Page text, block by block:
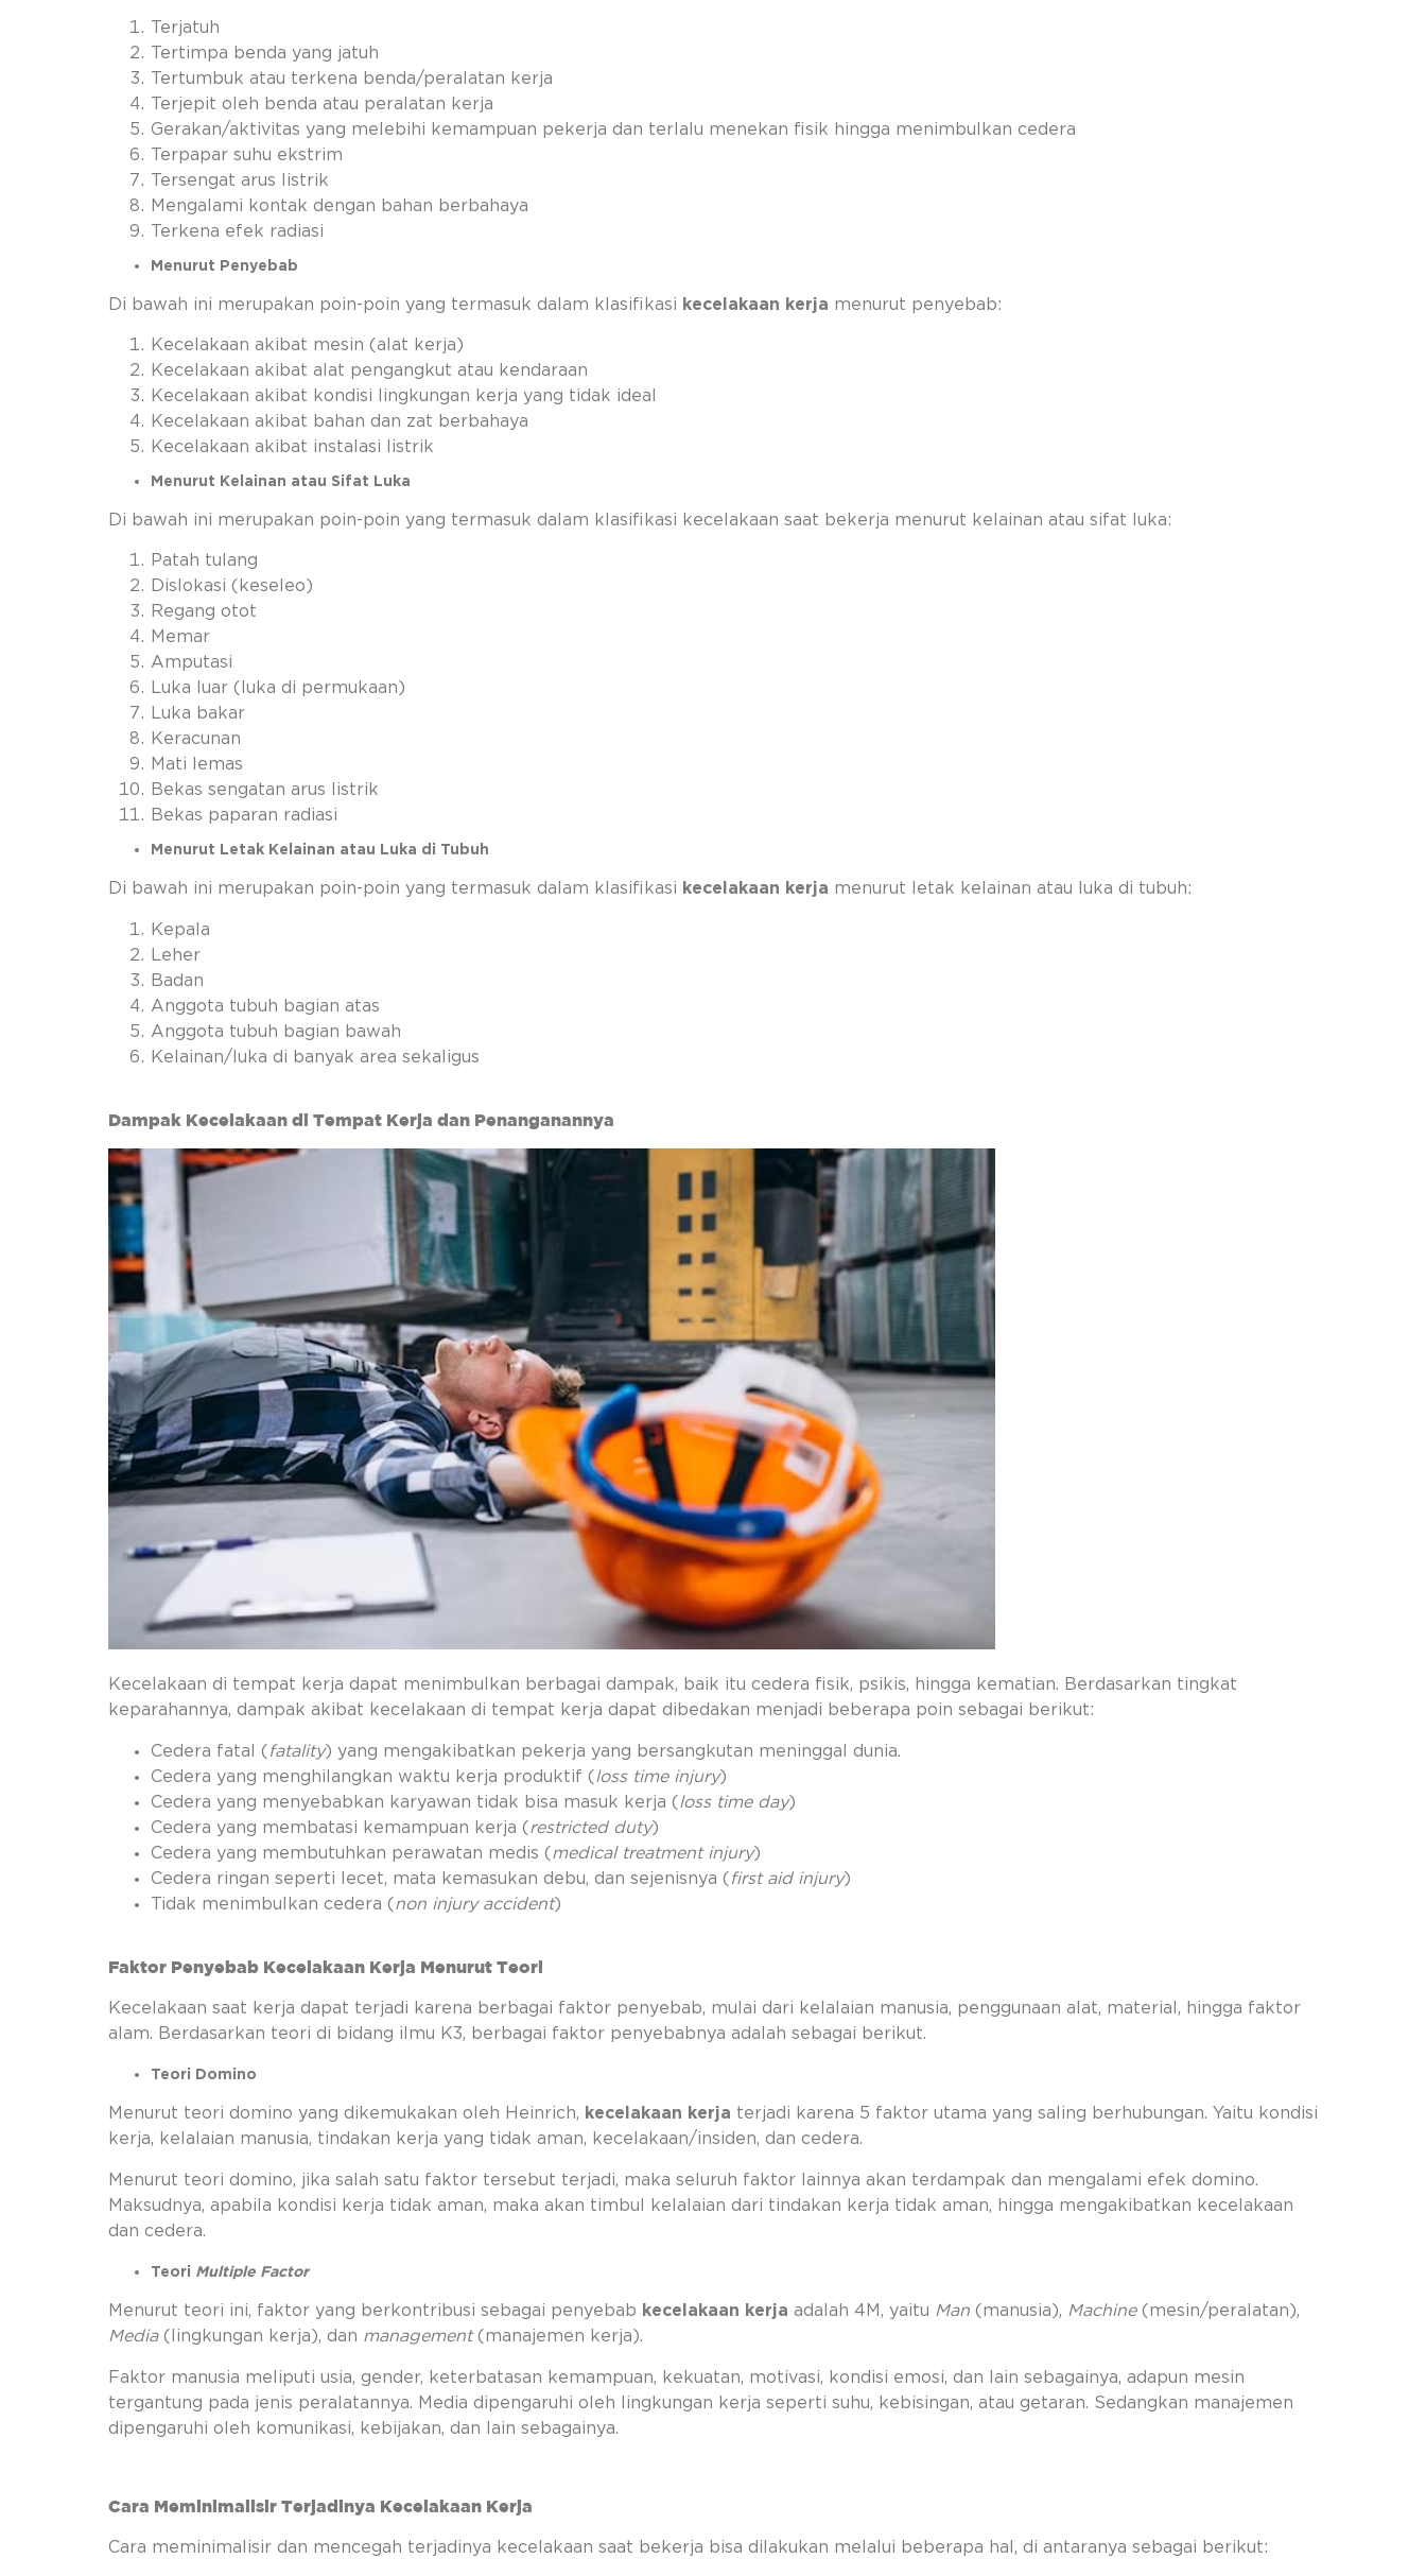
Terjatuh
Tertimpa benda yang jatuh
Tertumbuk atau terkena benda/peralatan kerja
Terjepit oleh benda atau peralatan kerja
Gerakan/aktivitas yang melebihi kemampuan pekerja dan terlalu menekan fisik hingga menimbulkan cedera
Terpapar suhu ekstrim
Tersengat arus listrik
Mengalami kontak dengan bahan berbahaya
Terkena efek radiasi
Menurut Penyebab
Di bawah ini merupakan poin-poin yang termasuk dalam klasifikasi kecelakaan kerja menurut penyebab:
Kecelakaan akibat mesin (alat kerja)
Kecelakaan akibat alat pengangkut atau kendaraan
Kecelakaan akibat kondisi lingkungan kerja yang tidak ideal
Kecelakaan akibat bahan dan zat berbahaya
Kecelakaan akibat instalasi listrik
Menurut Kelainan atau Sifat Luka
Di bawah ini merupakan poin-poin yang termasuk dalam klasifikasi kecelakaan saat bekerja menurut kelainan atau sifat luka:
Patah tulang
Dislokasi (keseleo)
Regang otot
Memar
Amputasi
Luka luar (luka di permukaan)
Luka bakar
Keracunan
Mati lemas
Bekas sengatan arus listrik
Bekas paparan radiasi
Menurut Letak Kelainan atau Luka di Tubuh
Di bawah ini merupakan poin-poin yang termasuk dalam klasifikasi kecelakaan kerja menurut letak kelainan atau luka di tubuh:
Kepala
Leher
Badan
Anggota tubuh bagian atas
Anggota tubuh bagian bawah
Kelainan/luka di banyak area sekaligus
Dampak Kecelakaan di Tempat Kerja dan Penanganannya
Kecelakaan di tempat kerja dapat menimbulkan berbagai dampak, baik itu cedera fisik, psikis, hingga kematian. Berdasarkan tingkat
keparahannya, dampak akibat kecelakaan di tempat kerja dapat dibedakan menjadi beberapa poin sebagai berikut:
Cedera fatal ( fatality) yang mengakibatkan pekerja yang bersangkutan meninggal dunia.
Cedera yang menghilangkan waktu kerja produktif ( loss time injury)
Cedera yang menyebabkan karyawan tidak bisa masuk kerja ( loss time day)
Cedera yang membatasi kemampuan kerja (restricted duty)
Cedera yang membutuhkan perawatan medis (medical treatment injury)
Cedera ringan seperti lecet, mata kemasukan debu, dan sejenisnya ( first aid injury)
Tidak menimbulkan cedera (non injury accident)
Faktor Penyebab Kecelakaan Kerja Menurut Teori
Kecelakaan saat kerja dapat terjadi karena berbagai faktor penyebab, mulai dari kelalaian manusia, penggunaan alat, material, hingga faktor
alam. Berdasarkan teori di bidang ilmu K3, berbagai faktor penyebabnya adalah sebagai berikut.
Teori Domino
Menurut teori domino yang dikemukakan oleh Heinrich, kecelakaan kerja terjadi karena 5 faktor utama yang saling berhubungan. Yaitu kondisi
kerja, kelalaian manusia, tindakan kerja yang tidak aman, kecelakaan/insiden, dan cedera.
Menurut teori domino, jika salah satu faktor tersebut terjadi, maka seluruh faktor lainnya akan terdampak dan mengalami efek domino.
Maksudnya, apabila kondisi kerja tidak aman, maka akan timbul kelalaian dari tindakan kerja tidak aman, hingga mengakibatkan kecelakaan
dan cedera.
Teori Multiple Factor
Menurut teori ini, faktor yang berkontribusi sebagai penyebab kecelakaan kerja adalah 4M, yaitu Man (manusia), Machine(mesin/peralatan),
Media(lingkungan kerja), dan management(manajemen kerja).
Faktor manusia meliputi usia, gender, keterbatasan kemampuan, kekuatan, motivasi, kondisi emosi, dan lain sebagainya, adapun mesin
tergantung pada jenis peralatannya. Media dipengaruhi oleh lingkungan kerja seperti suhu, kebisingan, atau getaran. Sedangkan manajemen
dipengaruhi oleh komunikasi, kebijakan, dan lain sebagainya.
Cara Meminimalisir Terjadinya Kecelakaan Kerja
Cara meminimalisir dan mencegah terjadinya kecelakaan saat bekerja bisa dilakukan melalui beberapa hal, di antaranya sebagai berikut: